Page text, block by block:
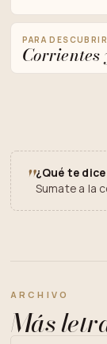
PARA DESCUBRIR
Corrientes
"¿Qué te
Sumate a la
ARCHIVO
Más